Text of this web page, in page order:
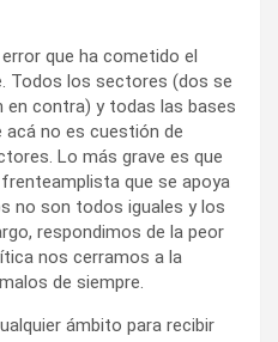
que ha cometido el
Todos los sectores (dos se
contra) y todas las bases
no es cuestión de
Lo más grave es que
que se apoya
no son todos iguales y los
respondimos de la peor
nos cerramos a la
de siempre.
ámbito para recibir